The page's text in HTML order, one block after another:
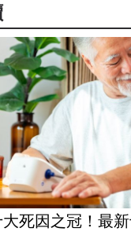
死因之冠！最